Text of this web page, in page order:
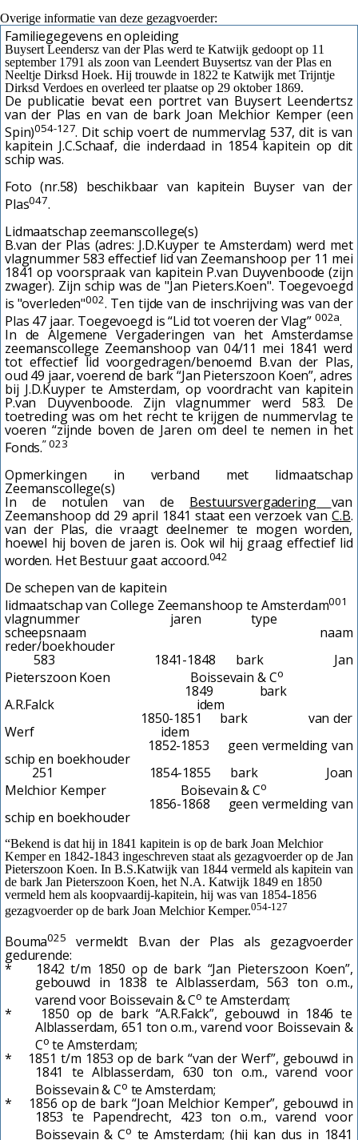
Overige informatie van deze gezagvoerder:
Familiegegevens en opleiding
Buysert Leendersz van der Plas werd te Katwijk gedoopt op 11
september 1791 als zoon van Leendert Buysertsz van der Plas en
Neeltje Dirksd Hoek. Hij trouwde in 1822 te Katwijk met Trijntje
Dirksd Verdoes en overleed ter plaatse op 29 oktober 1869.
De publicatie bevat een portret van Buysert Leendertsz
van der Plas en van de bark Joan Melchior Kemper (een
Spin)054-127. Dit schip voert de nummervlag 537, dit is van
kapitein J.C.Schaaf, die inderdaad in 1854 kapitein op dit
schip was.
Foto (nr.58) beschikbaar van kapitein Buyser van der
Plas047.
Lidmaatschap zeemanscollege(s)
B.van der Plas (adres: J.D.Kuyper te Amsterdam) werd met
vlagnummer 583 effectief lid van Zeemanshoop per 11 mei
1841 op voorspraak van kapitein P.van Duyvenboode(zijn
zwager). Zijn schip was de "Jan Pieters.Koen". Toegevoegd
is "overleden"002. Ten tijde van de inschrijving was van der
Plas 47 jaar. Toegevoegd is “Lid tot voeren der Vlag” 002a.
In de Algemene Vergaderingen van het Amsterdamse
zeemanscollege Zeemanshoop van 04/11 mei 1841 werd
tot effectief lid voorgedragen/benoemd B.van der Plas,
oud 49 jaar, voerend de bark “Jan Pieterszoon Koen”, adres
bij J.D.Kuyper te Amsterdam, op voordracht van kapitein
P.van Duyvenboode. Zijn vlagnummer werd 583. De
toetreding was om het recht te krijgen de nummervlag te
voeren “zijnde boven de Jaren om deel te nemen in het
Fonds.” 023
Opmerkingen in verband met lidmaatschap
Zeemanscollege(s)
In de notulen van de Bestuursvergadering van
Zeemanshoop dd 29 april 1841 staat een verzoek vanC.B.
van der Plas, die vraagt deelnemer te mogen worden,
hoewel hij boven de jaren is. Ook wil hij graag effectief lid
worden. Het Bestuur gaat accoord.042
De schepen van de kapitein
lidmaatschap van College Zeemanshoop te Amsterdam001
vlagnummer jaren type
scheepsnaam naam
reder/boekhouder
583 1841-1848 bark Jan
Pieterszoon Koen Boissevain & Co
1849 bark
A.R.Falck idem
1850-1851 bark van der
Werf idem
1852-1853 geen vermelding van
schip en boekhouder
251 1854-1855 bark Joan
Melchior Kemper Boisevain & Co
1856-1868 geen vermelding van
schip en boekhouder
“Bekend is dat hij in 1841 kapitein is op de bark Joan Melchior
Kemper en 1842-1843 ingeschreven staat als gezagvoerder op de Jan
Pieterszoon Koen. In B.S.Katwijk van 1844 vermeld als kapitein van
de bark Jan Pieterszoon Koen, het N.A. Katwijk 1849 en 1850
vermeld hem als koopvaardij-kapitein, hij was van 1854-1856
gezagvoerder op de bark Joan Melchior Kemper.054-127
Bouma025 vermeldt B.van der Plas als gezagvoerder
gedurende:
* 1842 t/m 1850 op de bark “Jan Pieterszoon Koen”,
gebouwd in 1838 te Alblasserdam, 563 ton o.m.,
varend voor Boissevain & Co te Amsterdam;
* 1850 op de bark “A.R.Falck”, gebouwd in 1846 te
Alblasserdam, 651 ton o.m., varend voor Boissevain &
Co te Amsterdam;
* 1851 t/m 1853 op de bark “van der Werf”, gebouwd in
1841 te Alblasserdam, 630 ton o.m., varend voor
Boissevain & Co te Amsterdam;
* 1856 op de bark “Joan Melchior Kemper”, gebouwd in
1853 te Papendrecht, 423 ton o.m., varend voor
Boissevain & Co te Amsterdam; (hij kan dus in 1841